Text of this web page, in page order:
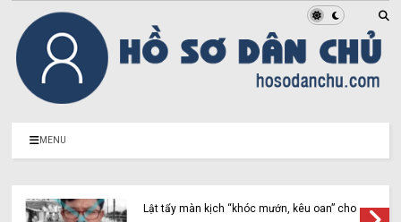
MENU
Lật tẩy màn kịch “khóc mướn, kêu oan” cho